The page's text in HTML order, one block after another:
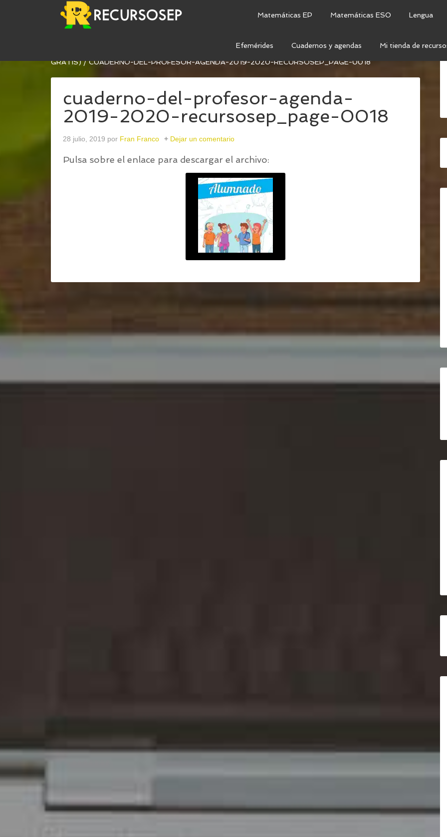
Matemáticas EP Matemáticas ESO Lengua
Efemérides Cuadernos y agendas Mi tienda de
CUADERNO DEL PROFESOR & AGENDA 2019 – 2020 (SUPERCOMPLETO Y
GRATIS) /CUADERNO-DEL-PROFESOR-AGENDA-2019-2020-RECURSOSEP_PAGE-0018
cuaderno-del-profesor-agenda-
2019-2020-recursosep_page-0018
28 julio, 2019 por Fran Franco Dejar un comentario
Pulsa sobre el enlace para descargar el archivo: